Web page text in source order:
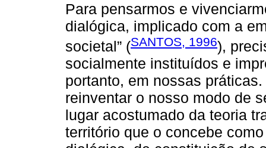
Para pensarmos e
dialógica, implicado com a
societal” (SANTOS, 1996),
socialmente instituídos e
portanto, em nossas
reinventar o nosso modo de
lugar acostumado da teoria
território que o concebe